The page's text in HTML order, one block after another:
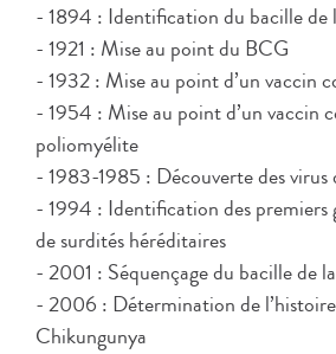
- 1894 : Identification du bacille de
- 1921 : Mise au point du BCG
- 1932 : Mise au point d’un vaccin
- 1954 : Mise au point d’un vaccin
poliomyélite
- 1983-1985 : Découverte des virus
- 1994 : Identification des premiers
de surdités héréditaires
- 2001 : Séquençage du bacille de
- 2006 : Détermination de
Chikungunya